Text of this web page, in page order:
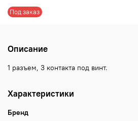
Под заказ
Описание
1 разъем, 3 контакта под винт.
Характеристики
Бренд